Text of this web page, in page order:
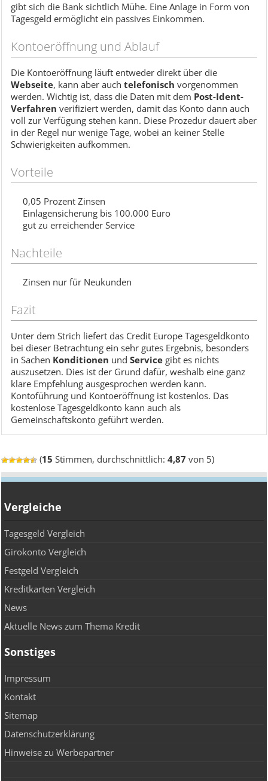
gibt sich die Bank sichtlich Mühe. Eine Anlage in Form von
Tagesgeld ermöglicht ein passives Einkommen.
Kontoeröffnung und Ablauf
Die Kontoeröffnung läuft entweder direkt über die
Webseite, kann aber auchtelefonisch vorgenommen
werden. Wichtig ist, dass die Daten mit dem Post-Ident-
Verfahren verifiziert werden, damit das Konto dann auch
voll zur Verfügung stehen kann. Diese Prozedur dauert aber
in der Regel nur wenige Tage, wobei an keiner Stelle
Schwierigkeiten aufkommen.
Vorteile
0,05 Prozent Zinsen
Einlagensicherung bis 100.000 Euro
gut zu erreichender Service
Nachteile
Zinsen nur für Neukunden
Fazit
Unter dem Strich liefert das Credit Europe Tagesgeldkonto
bei dieser Betrachtung ein sehr gutes Ergebnis, besonders
in Sachen Konditionen undService gibt es nichts
auszusetzen. Dies ist der Grund dafür, weshalb eine ganz
klare Empfehlung ausgesprochen werden kann.
Kontoführung und Kontoeröffnung ist kostenlos. Das
kostenlose Tagesgeldkonto kann auch als
Gemeinschaftskonto geführt werden.
(15 Stimmen, durchschnittlich:4,87 von 5)
Vergleiche
Tagesgeld Vergleich
Girokonto Vergleich
Festgeld Vergleich
Kreditkarten Vergleich
News
Aktuelle News zum Thema Kredit
Sonstiges
Impressum
Kontakt
Sitemap
Datenschutzerklärung
Hinweise zu Werbepartner